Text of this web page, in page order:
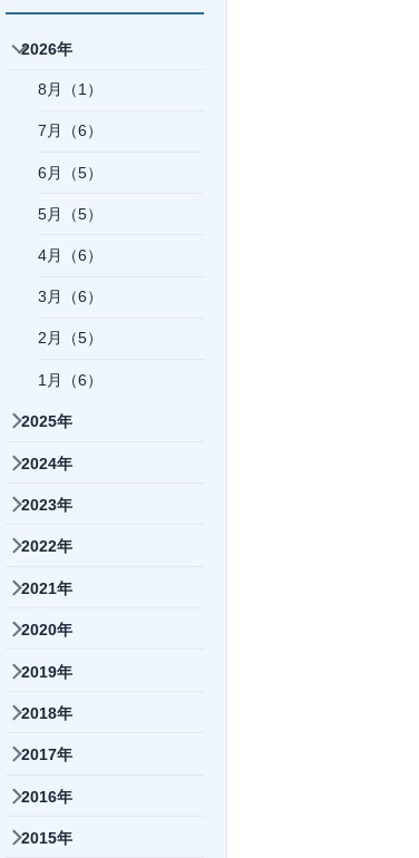
2026年
8月（1）
7月（6）
6月（5）
5月（5）
4月（6）
3月（6）
2月（5）
1月（6）
2025年
2024年
2023年
2022年
2021年
2020年
2019年
2018年
2017年
2016年
2015年